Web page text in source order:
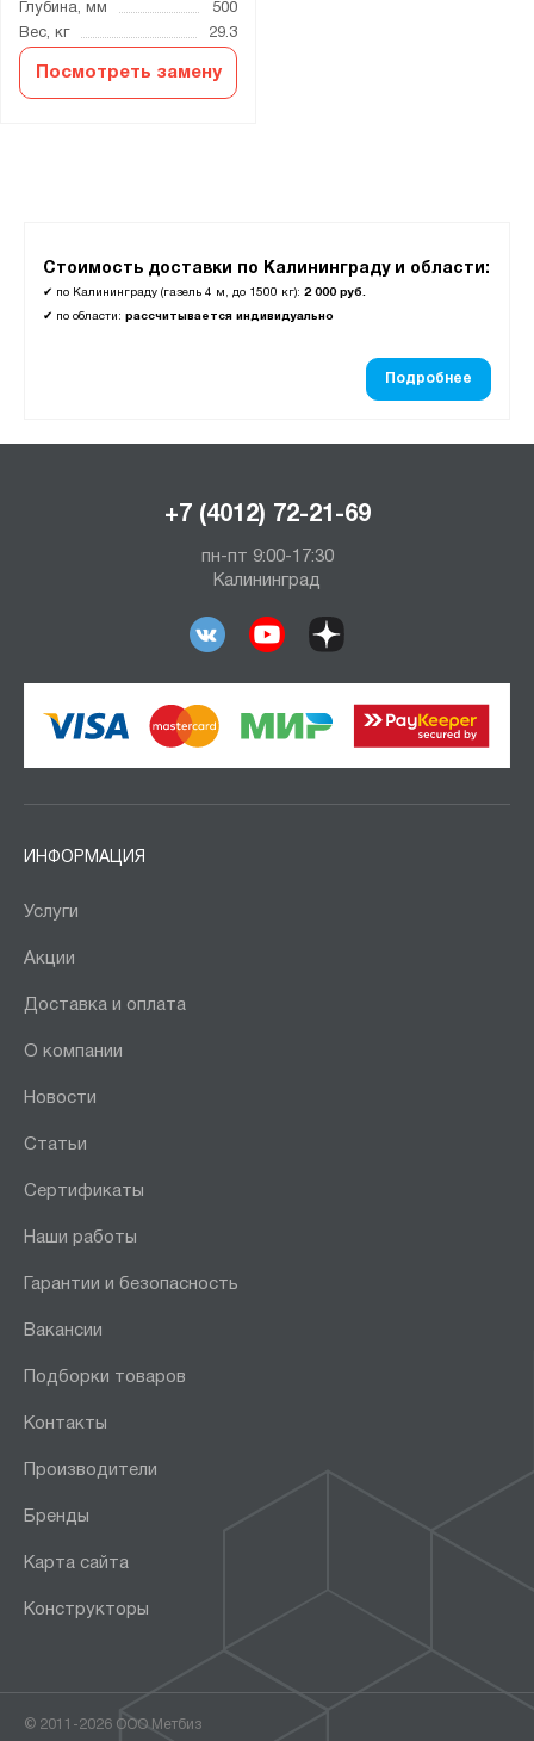
Стоимость доставки по Калининграду и области:
✔ по Калининграду (газель 4 м, до 1500 кг): 2 000 руб.
✔ по области: рассчитывается индивидуально
Подробнее
Глубина, мм
500
Вес, кг
29.3
Посмотреть замену
+7 (4012) 72-21-69
пн-пт 9:00-17:30
Калининград
ИНФОРМАЦИЯ
Услуги
Акции
Доставка и оплата
О компании
Новости
Статьи
Сертификаты
Наши работы
Гарантии и безопасность
Вакансии
Подборки товаров
Контакты
Производители
Бренды
Карта сайта
Конструкторы
© 2011-2026 ООО Метбиз